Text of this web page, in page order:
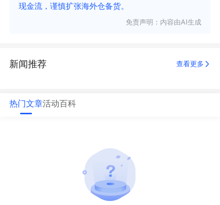
现金流，谨慎扩张海外仓备货。
免责声明：内容由AI生成
新闻推荐 查看更多
热门文章活动百科